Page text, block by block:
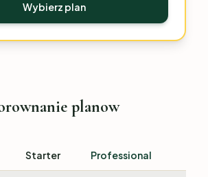
Wybierz plan
planow
Starter Professional